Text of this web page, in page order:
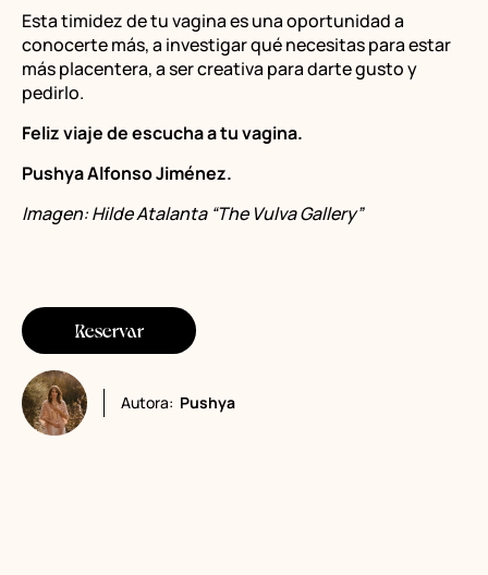
Reservar
Autora: Pushya
Esta timidez de tu vagina es una oportunidad a
conocerte más, a investigar qué necesitas para estar
más placentera, a ser creativa para darte gusto y
pedirlo.
Feliz viaje de escucha a tu vagina.
Pushya Alfonso Jiménez.
Imagen: Hilde Atalanta “The Vulva Gallery”